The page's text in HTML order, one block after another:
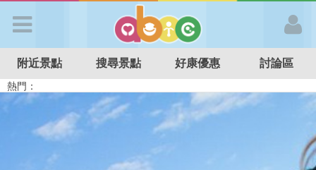
APP登入
首 頁
搜尋景點
附近景點 搜尋景點 好康優惠 討論區
熱門：
特色遊戲場
親子住房優惠 台北親子餐廳 溫泉泡湯SPA